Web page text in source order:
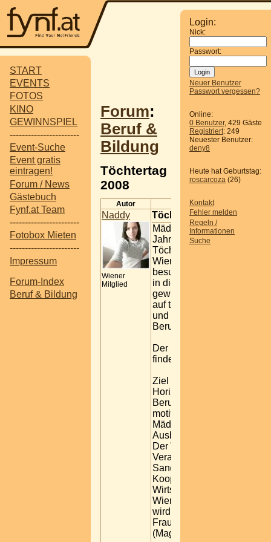
START
EVENTS
FOTOS
KINO
GEWINNSPIEL
-----------------------
Event-Suche
Event gratis
eintragen!
Forum / News
Gästebuch
Fynf.at Team
-----------------------
Fotobox Mieten
-----------------------
Impressum
Forum-Index
Beruf & Bildung
Login:
Nick:
Passwort:
Neuer Benutzer
Passwort vergessen?
Online:
0 Benutzer, 429 Gäste
Registriert: 249
Neuester Benutzer:
deny8
Heute hat Geburtstag:
roscarcoza (26)
Kontakt
Fehler melden
Regeln /
Informationen
Suche
Forum:
Beruf &
Bildung
Töchtertag
2008
Autor
Naddy
Wiener
Mitglied
Töchtertag 2008
Mädchen zwischen 11 und
Jahren haben beim Wiener
Töchtertag die
Wiener Unternehmen zu
besuchen, um dort einen
in die berufliche Praxis zu
gewinnen. Der
auf technischen,
und
Berufen.
Der nächste Wiener
findet am 24. April 2008
Ziel des Töchtertags ist es,
Horizont der Mädchen in
Berufswahl zu erweitern
motivieren, neue und auch
Mädchen bislang
Ausbildungswege zu
Der Wiener Töchtertag ist
Veranstaltung der
Sandra Frauenberger in
Kooperation mit der
Wirtschaftskammer Wien
Wiener Stadtschulrat.
wird der Töchtertag von der
Frauenabteilung der Stadt
(Magistratsabteilung 57).